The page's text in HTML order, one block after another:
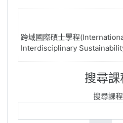
跨域國際碩士學程
Interdisciplinary
搜尋課
搜尋課程